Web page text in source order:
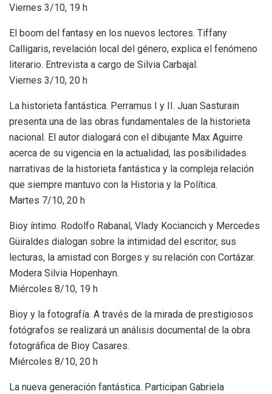
Viernes 3/10, 19 h
El boom del fantasy en los nuevos lectores. Tiffany
Calligaris, revelación local del género, explica el fenómeno
literario. Entrevista a cargo de Silvia Carbajal.
Viernes 3/10, 20 h
La historieta fantástica. Perramus I y II. Juan Sasturain
presenta una de las obras fundamentales de la historieta
nacional. El autor dialogará con el dibujante Max Aguirre
acerca de su vigencia en la actualidad, las posibilidades
narrativas de la historieta fantástica y la compleja relación
que siempre mantuvo con la Historia y la Política.
Martes 7/10, 20 h
Bioy íntimo. Rodolfo Rabanal, Vlady Kociancich y Mercedes
Güiraldes dialogan sobre la intimidad del escritor, sus
lecturas, la amistad con Borges y su relación con Cortázar.
Modera Silvia Hopenhayn.
Miércoles 8/10, 19 h
Bioy y la fotografía. A través de la mirada de prestigiosos
fotógrafos se realizará un análisis documental de la obra
fotográfica de Bioy Casares.
Miércoles 8/10, 20 h
La nueva generación fantástica. Participan Gabriela